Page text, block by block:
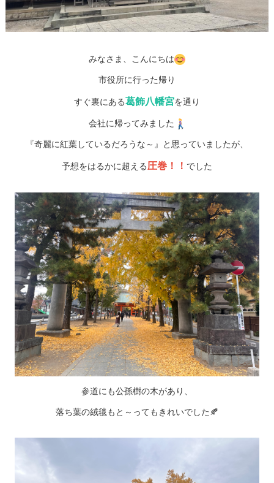
みなさま、こんにちは
市役所に行った帰り
すぐ裏にある葛飾八幡宮を通り
会社に帰ってみました
『奇麗に紅葉しているだろうな～』と思っていましたが、
予想をはるかに超える 圧巻！！ でした
参道にも公孫樹の木があり、
落ち葉の絨毯もと～ってもきれいでした🍂